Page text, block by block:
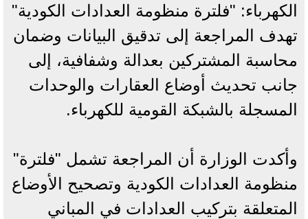
الكهرباء: "فلترة منظومة العدادات الكودية"
تهدف المراجعة إلى تدقيق البيانات وضمان
محاسبة المشتركين بعدالة وشفافية، إلى
جانب تحديث أوضاع العقارات والوحدات
المسجلة بالشبكة القومية للكهرباء.
وأكدت الوزارة أن المراجعة تشمل "فلترة"
منظومة العدادات الكودية وتصحيح الأوضاع
المتعلقة بتركيب العدادات في المباني